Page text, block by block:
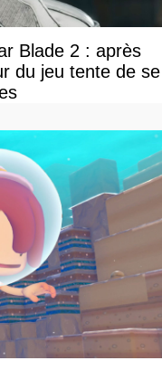
Blade 2 : après
du jeu tente de se